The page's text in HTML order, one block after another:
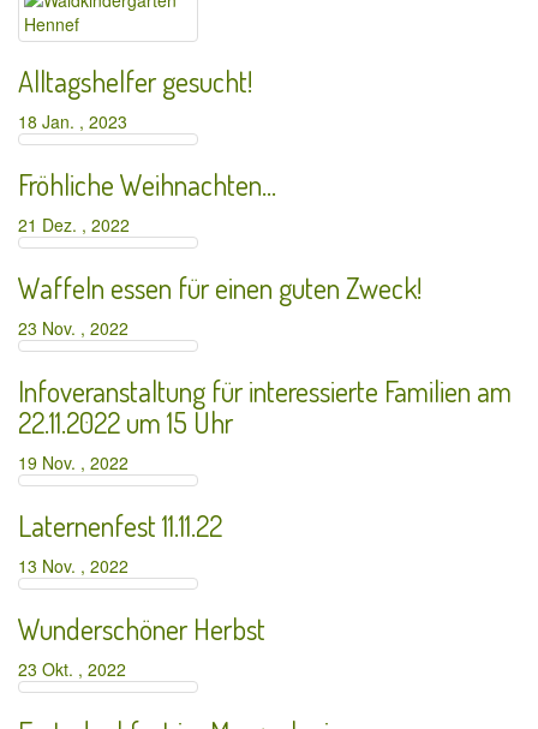
Alltagshelfer gesucht!
18 Jan. , 2023
Fröhliche Weihnachten…
21 Dez. , 2022
Waffeln essen für einen guten Zweck!
23 Nov. , 2022
Infoveranstaltung für interessierte Familien am
22.11.2022 um 15 Uhr
19 Nov. , 2022
Laternenfest 11.11.22
13 Nov. , 2022
Wunderschöner Herbst
23 Okt. , 2022